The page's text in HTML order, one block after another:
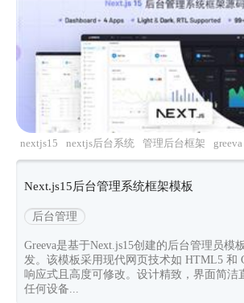
nextjs15 nextjs后台系统 管理后台框架 greeva
Next.js15后台管理系统框架模板
后台管理
Greeva是基于Next.js15创建的后台管理员模
发。该模板采用现代网页技术如 HTML5 和
响应式且高度可修改。设计精致，界面简洁
任何设备...